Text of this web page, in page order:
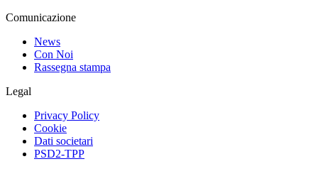
Comunicazione
News
Con Noi
Rassegna stampa
Legal
Privacy Policy
Cookie
Dati societari
PSD2-TPP